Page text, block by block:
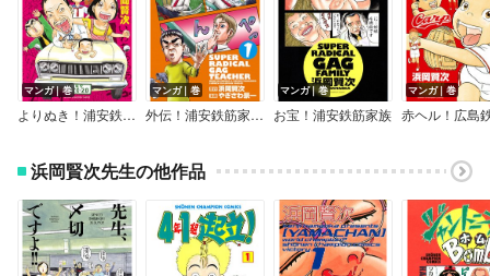
マンガ｜巻
よりぬき！浦安鉄筋家族 TVドラマエディション
マンガ｜巻
外伝！浦安鉄筋家族 闘え！春巻
マンガ｜巻
お宝！浦安鉄筋家族
マンガ｜巻
浜岡賢次先生の他作品